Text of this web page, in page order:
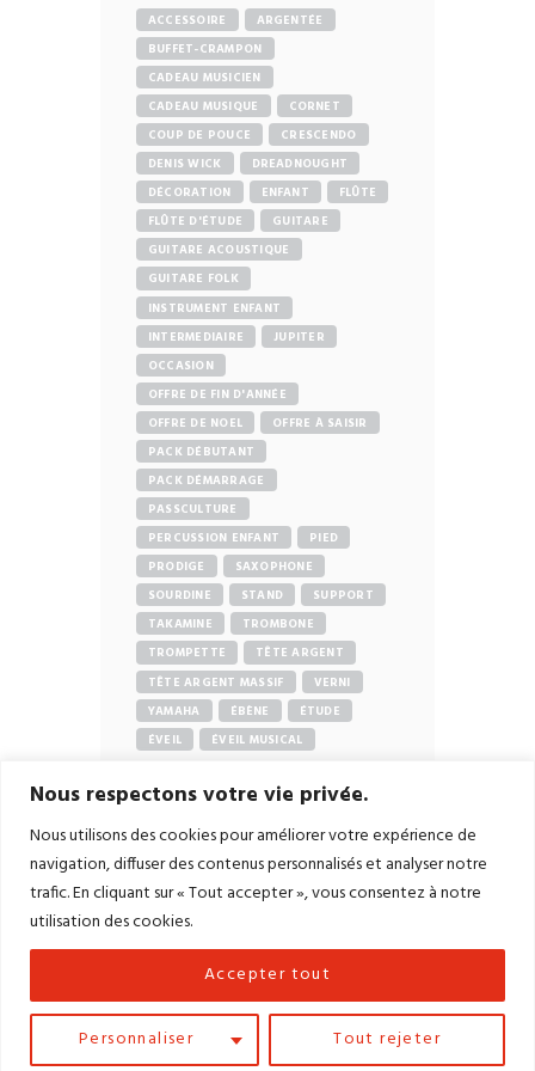
Nous respectons votre vie privée.
Nous utilisons des cookies pour améliorer votre expérience de
navigation, diffuser des contenus personnalisés et analyser notre
trafic. En cliquant sur « Tout accepter », vous consentez à notre
utilisation des cookies.
Personnaliser Tout rejeter
Accepter tout
ACCESSOIRE
ARGENTÉE
BUFFET-CRAMPON
CADEAU MUSICIEN
CADEAU MUSIQUE
CORNET
COUP DE POUCE
CRESCENDO
DENIS WICK
DREADNOUGHT
DÉCORATION
ENFANT
FLÛTE
FLÛTE D'ÉTUDE
GUITARE
GUITARE ACOUSTIQUE
GUITARE FOLK
INSTRUMENT ENFANT
INTERMEDIAIRE
JUPITER
OCCASION
OFFRE DE FIN D'ANNÉE
OFFRE DE NOEL
OFFRE À SAISIR
PACK DÉBUTANT
PACK DÉMARRAGE
PASSCULTURE
PERCUSSION ENFANT
PIED
PRODIGE
SAXOPHONE
SOURDINE
STAND
SUPPORT
TAKAMINE
TROMBONE
TROMPETTE
TÊTE ARGENT
TÊTE ARGENT MASSIF
VERNI
YAMAHA
ÉBÈNE
ÉTUDE
ÉVEIL
ÉVEIL MUSICAL
Accueil
Conditions générales de vente
Site Réalisé parLiraCom– Création de
Internet&Community Managementdans le